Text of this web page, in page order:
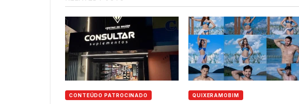
CONTEÚDO PATROCINADO QUIXERAMOBIM